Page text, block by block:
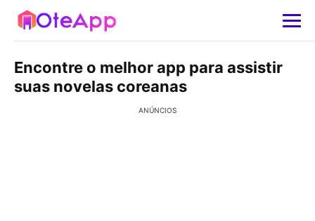
Encontre o melhor app para assistir
suas novelas coreanas
ANÚNCIOS